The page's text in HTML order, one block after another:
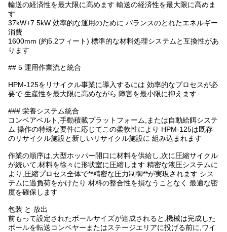
輸送の経済性を最大限に高めます 輸送の経済性を最大限に高めま
す
37kW+7.5kW 効率的な運用のために バランスのとれたエネルギー
消費
1600mm (約5.2フィート) 標準的な材料処理システムと互換性があ
ります
## 5 運用作業流と統合
HPM-125をリサイクル事業に導入するには 効率的なプロセスが必
要で 生産性を最大限に高めながら 障害を最小限に抑えます
### 栄養システム統合
コンベアベルト,手動積載プラットフォーム,または自動給餌システ
ム 操作の特殊な要件に応じてこの柔軟性により HPM-125は既存
のリサイクル施設と新しいリサイクル施設に 組み込まれます
作業の順序は,大型ホッパー開口に材料を供給し,次に圧縮サイクル
が続いて,材料を徐々に形状室に圧縮します.精密な液圧システムに
より,圧縮プロセス全体で**精密な圧力制御**が実現されます.シス
テムに過負荷をかけたり 材料の整合性を損なうことなく 最適な密
度を確保します
包装 と 放出
前もって設定されたボールサイズが達成されると,機械は完成した
ボールを転送コンベヤーまたはステージエリアに投げる前に,ワイ